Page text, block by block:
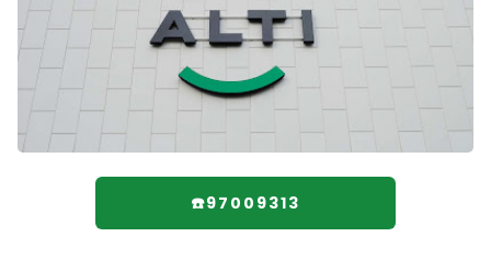
☎️97009313